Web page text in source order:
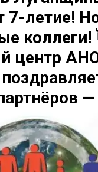
7-летие!
коллеги!
центр
—